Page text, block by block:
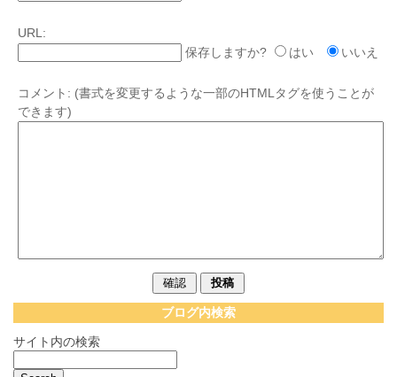
URL:
保存しますか?
はい いいえ
コメント: (書式を変更するような一部のHTMLタグを使うことが
できます)
ブログ内検索
サイト内の検索